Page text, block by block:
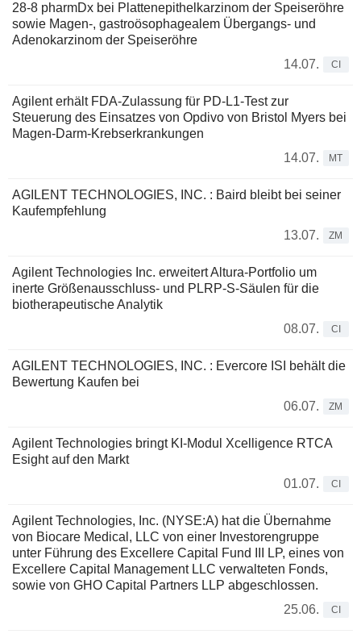
28-8 pharmDx bei Plattenepithelkarzinom der Speiseröhre
sowie Magen-, gastroösophagealem Übergangs- und
Adenokarzinom der Speiseröhre
14.07.
CI
Agilent erhält FDA-Zulassung für PD-L1-Test zur
Steuerung des Einsatzes von Opdivo von Bristol Myers bei
Magen-Darm-Krebserkrankungen
14.07.
MT
AGILENT TECHNOLOGIES, INC. : Baird bleibt bei seiner
Kaufempfehlung
13.07.
ZM
Agilent Technologies Inc. erweitert Altura-Portfolio um
inerte Größenausschluss- und PLRP-S-Säulen für die
biotherapeutische Analytik
08.07.
CI
AGILENT TECHNOLOGIES, INC. : Evercore ISI behält die
Bewertung Kaufen bei
06.07.
ZM
Agilent Technologies bringt KI-Modul Xcelligence RTCA
Esight auf den Markt
01.07.
CI
Agilent Technologies, Inc. (NYSE:A) hat die Übernahme
von Biocare Medical, LLC von einer Investorengruppe
unter Führung des Excellere Capital Fund III LP, eines von
Excellere Capital Management LLC verwalteten Fonds,
sowie von GHO Capital Partners LLP abgeschlossen.
25.06.
CI